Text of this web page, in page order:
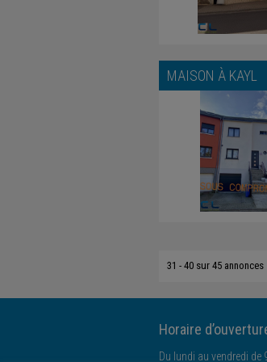
MAISON À KAYL
31 - 40 sur 45 annonces
Horaire
Du lundi au vendredi de